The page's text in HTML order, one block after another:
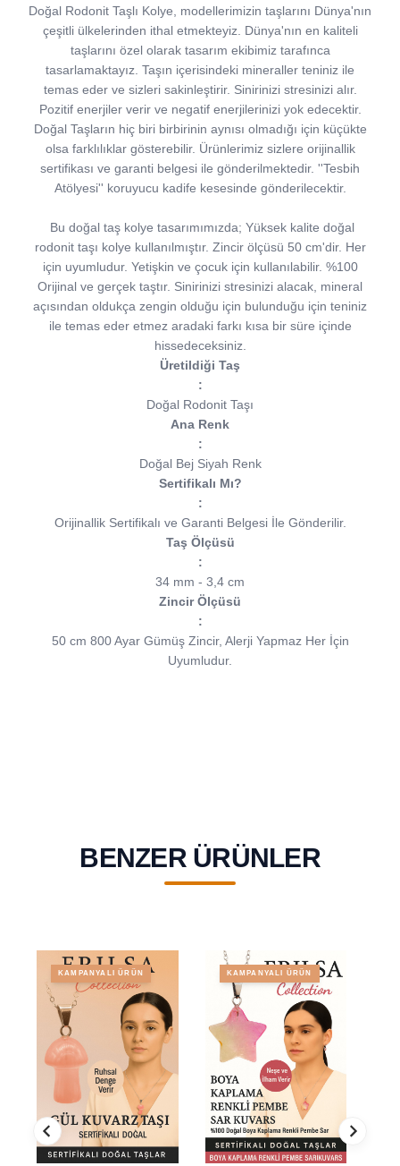
Doğal Rodonit Taşlı Kolye, modellerimizin taşlarını Dünya'nın
çeşitli ülkelerinden ithal etmekteyiz. Dünya'nın en kaliteli
taşlarını özel olarak tasarım ekibimiz tarafınca
tasarlamaktayız. Taşın içerisindeki mineraller teniniz ile
temas eder ve sizleri sakinleştirir. Sinirinizi stresinizi alır.
Pozitif enerjiler verir ve negatif enerjilerinizi yok edecektir.
Doğal Taşların hiç biri birbirinin aynısı olmadığı için küçükte
olsa farklılıklar gösterebilir. Ürünlerimiz sizlere orijinallik
sertifikası ve garanti belgesi ile gönderilmektedir. ''Tesbih
Atölyesi'' koruyucu kadife kesesinde gönderilecektir.
Bu doğal taş kolye tasarımımızda; Yüksek kalite doğal
rodonit taşı kolye kullanılmıştır. Zincir ölçüsü 50 cm'dir. Her
için uyumludur. Yetişkin ve çocuk için kullanılabilir. %100
Orijinal ve gerçek taştır. Sinirinizi stresinizi alacak, mineral
açısından oldukça zengin olduğu için bulunduğu için teniniz
ile temas eder etmez aradaki farkı kısa bir süre içinde
hissedeceksiniz.
Üretildiği Taş
:
Doğal Rodonit Taşı
Ana Renk
:
Doğal Bej Siyah Renk
Sertifikalı Mı?
:
Orijinallik Sertifikalı ve Garanti Belgesi İle Gönderilir.
Taş Ölçüsü
:
34 mm - 3,4 cm
Zincir Ölçüsü
:
50 cm 800 Ayar Gümüş Zincir, Alerji Yapmaz Her İçin
Uyumludur.
BENZER ÜRÜNLER
KAMPANYALI ÜRÜN KAMPANYALI ÜRÜN